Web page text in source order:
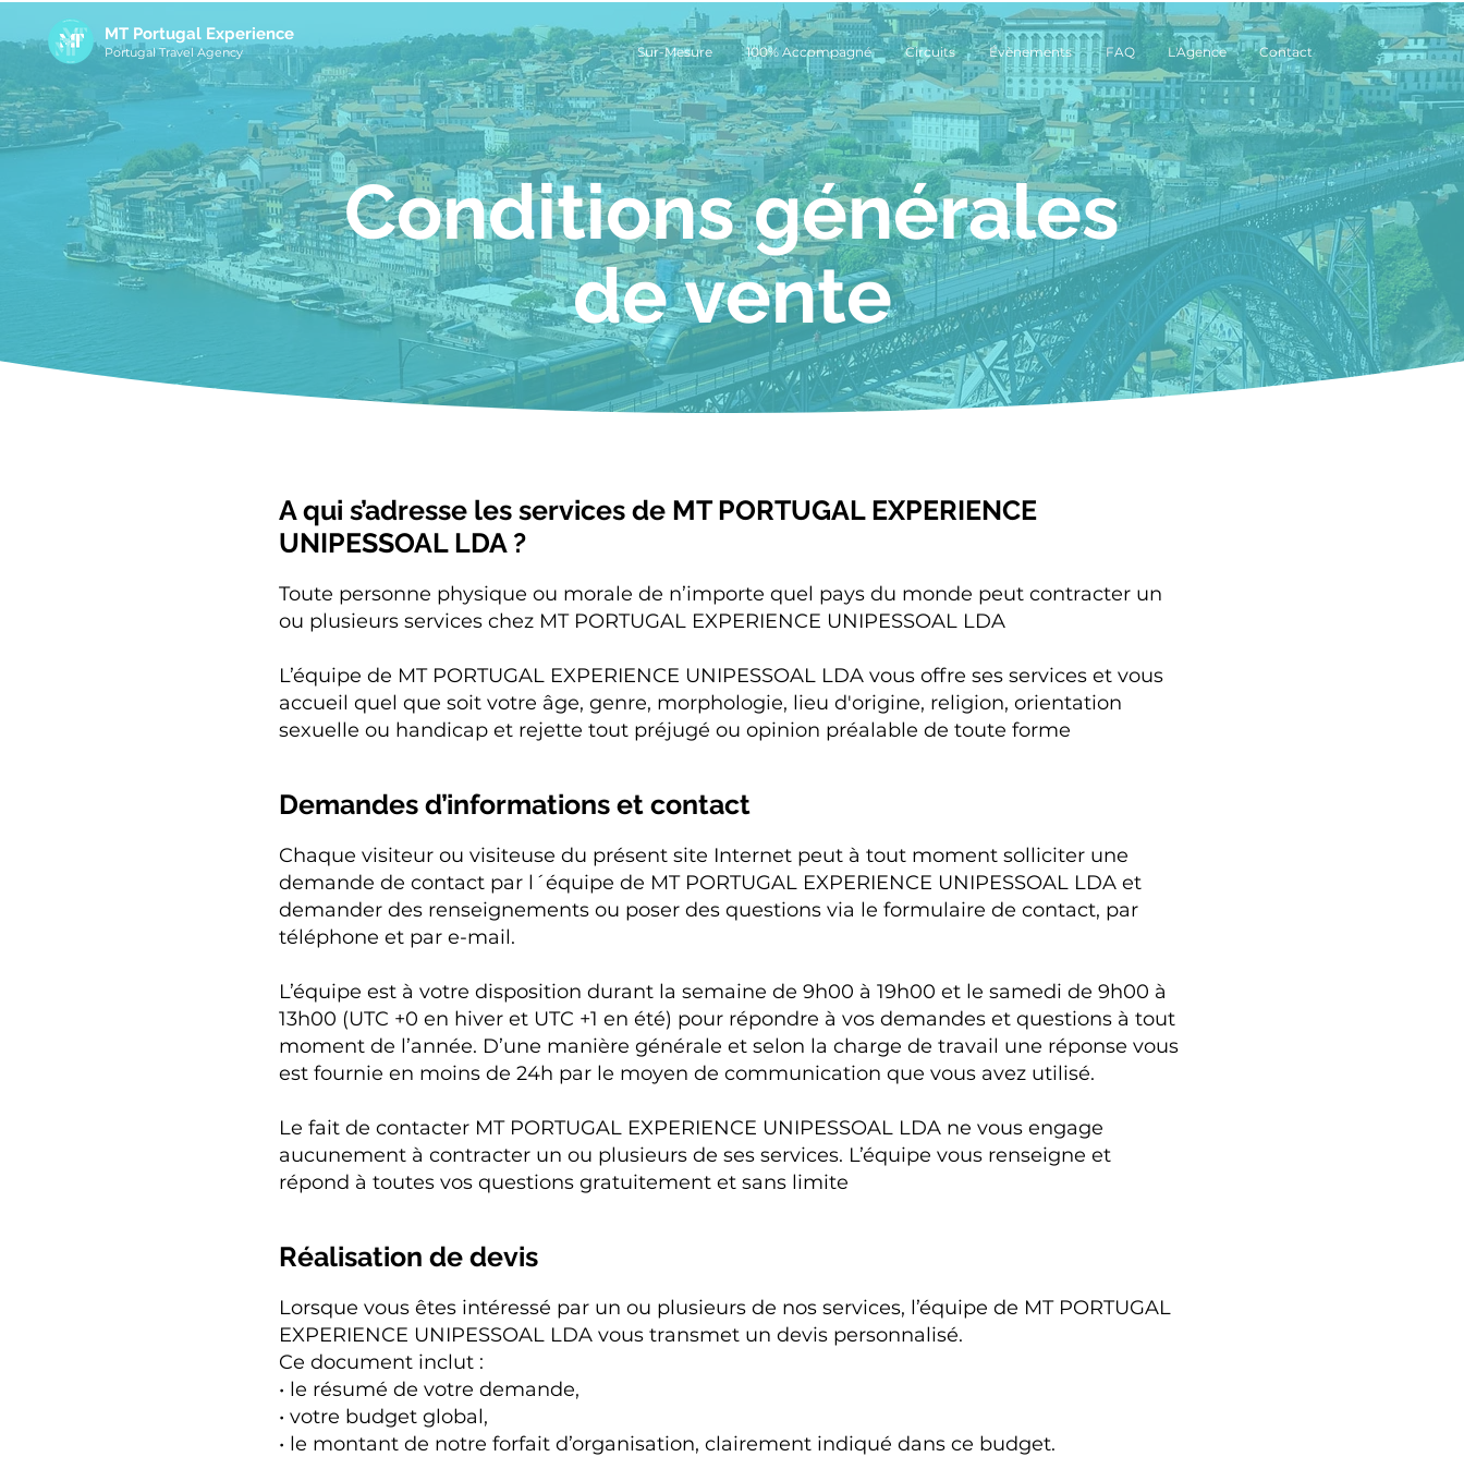
MT Portugal Experience
Portugal Travel Agency Sur-Mesure 100% Accompagné Circuits Évènements FAQ L'Agence Contact
Conditions générales
de vente
A qui s’adresse les services de MT PORTUGAL EXPERIENCE
UNIPESSOAL LDA ?
Toute personne physique ou morale de n’importe quel pays du monde peut contracter un
ou plusieurs services chez MT PORTUGAL EXPERIENCE UNIPESSOAL LDA
L’équipe de MT PORTUGAL EXPERIENCE UNIPESSOAL LDA vous offre ses services et vous
accueil quel que soit votre âge, genre, morphologie, lieu d'origine, religion, orientation
sexuelle ou handicap et rejette tout préjugé ou opinion préalable de toute forme
Demandes d’informations et contact
Chaque visiteur ou visiteuse du présent site Internet peut à tout moment solliciter une
demande de contact par l´équipe de MT PORTUGAL EXPERIENCE UNIPESSOAL LDA et
demander des renseignements ou poser des questions via le formulaire de contact, par
téléphone et par e-mail.
L’équipe est à votre disposition durant la semaine de 9h00 à 19h00 et le samedi de 9h00 à
13h00 (UTC +0 en hiver et UTC +1 en été) pour répondre à vos demandes et questions à tout
moment de l’année. D’une manière générale et selon la charge de travail une réponse vous
est fournie en moins de 24h par le moyen de communication que vous avez utilisé.
Le fait de contacter MT PORTUGAL EXPERIENCE UNIPESSOAL LDA ne vous engage
aucunement à contracter un ou plusieurs de ses services. L’équipe vous renseigne et
répond à toutes vos questions gratuitement et sans limite
Réalisation de devis
Lorsque vous êtes intéressé par un ou plusieurs de nos services, l’équipe de MT PORTUGAL
EXPERIENCE UNIPESSOAL LDA vous transmet un devis personnalisé.
Ce document inclut :
• le résumé de votre demande,
• votre budget global,
• le montant de notre forfait d’organisation, clairement indiqué dans ce budget.